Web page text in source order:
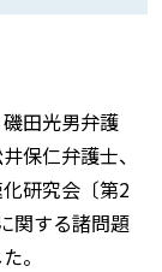
田光男弁護
保仁弁護士、
研究会〔第2
関する諸問題
。